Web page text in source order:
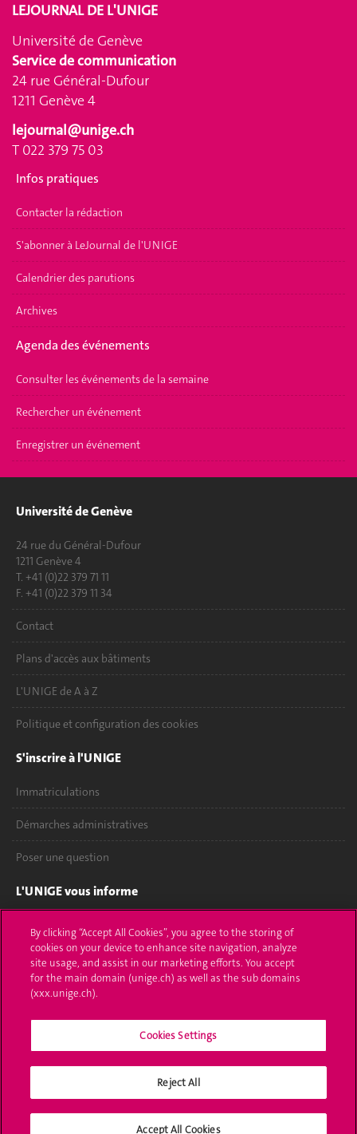
LEJOURNAL DE L'UNIGE
Université de Genève
Service de communication
24 rue Général-Dufour
1211 Genève 4
lejournal@unige.ch
T 022 379 75 03
Infos pratiques
Contacter la rédaction
S'abonner à LeJournal de l'UNIGE
Calendrier des parutions
Archives
Agenda des événements
Consulter les événements de la semaine
Rechercher un événement
Enregistrer un événement
Université de Genève
24 rue du Général-Dufour
1211 Genève 4
T. +41 (0)22 379 71 11
F. +41 (0)22 379 11 34
Contact
Plans d'accès aux bâtiments
L'UNIGE de A à Z
Politique et configuration des cookies
S'inscrire à l'UNIGE
Immatriculations
Démarches administratives
Poser une question
L'UNIGE vous informe
UNIGE Mobile
Médias
Offres d'emploi
Bibliothèque
Calendrier académique
By clicking “Accept All Cookies”, you agree to the storing of
cookies on your device to enhance site navigation, analyze
site usage, and assist in our marketing efforts. You accept
for the main domain (unige.ch) as well as the sub domains
(xxx.unige.ch).
Cookies Settings
Reject All
Accept All Cookies